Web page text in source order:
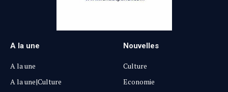
A la une
A la une
A la une|Culture
Nouvelles
Culture
Economie